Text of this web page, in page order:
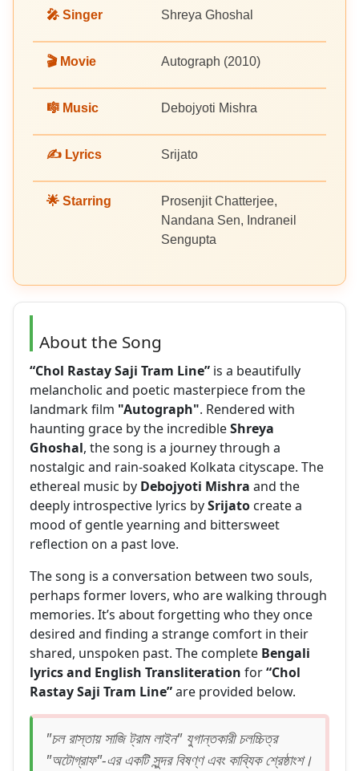
🎤 Singer Shreya Ghoshal
🎬 Movie Autograph (2010)
🎼 Music Debojyoti Mishra
✍️ Lyrics Srijato
🌟 Starring
Prosenjit Chatterjee,
Nandana Sen, Indraneil
Sengupta
About the Song
“Chol Rastay Saji Tram Line” is a beautifully
melancholic and poetic masterpiece from the
landmark film "Autograph". Rendered with
haunting grace by the incredibleShreya
Ghoshal, the song is a journey through a
nostalgic and rain-soaked Kolkata cityscape. The
ethereal music by Debojyoti Mishra and the
deeply introspective lyrics bySrijato create a
mood of gentle yearning and bittersweet
reflection on a past love.
The song is a conversation between two souls,
perhaps former lovers, who are walking through
memories. It’s about forgetting who they once
desired and finding a strange comfort in their
shared, unspoken past. The complete Bengali
lyrics and English Transliteration for“Chol
Rastay Saji Tram Line”are provided below.
"চল রাস্তায় সাজি ট্রাম লাইন" যুগান্তকারী চলচ্চিত্র
"অটোগ্রাফ"-এর একটি সুন্দর বিষণ্ণ এবং কাব্যিক শ্রেষ্ঠাংশ।